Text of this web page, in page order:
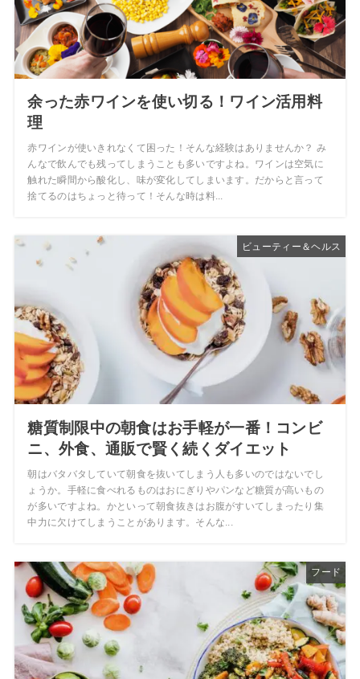
余った赤ワインを使い切る！ワイン活用料
理
赤ワインが使いきれなくて困った！そんな経験はありませんか？ み
んなで飲んでも残ってしまうことも多いですよね。ワインは空気に
触れた瞬間から酸化し、味が変化してしまいます。だからと言って
捨てるのはちょっと待って！そんな時は料...
ビューティー＆ヘルス
糖質制限中の朝食はお手軽が一番！コンビ
ニ、外食、通販で賢く続くダイエット
朝はバタバタしていて朝食を抜いてしまう人も多いのではないでし
ょうか。手軽に食べれるものはおにぎりやパンなど糖質が高いもの
が多いですよね。かといって朝食抜きはお腹がすいてしまったり集
中力に欠けてしまうことがあります。そんな...
フード